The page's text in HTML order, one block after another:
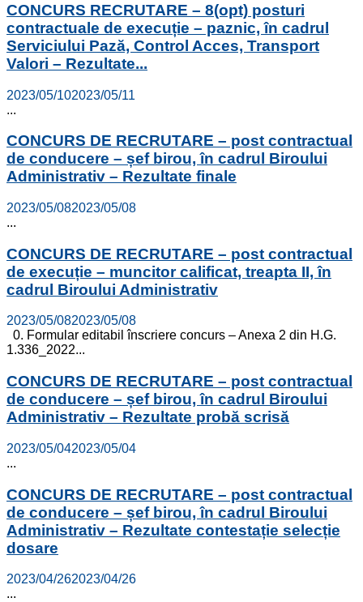
CONCURS RECRUTARE – 8(opt) posturi
contractuale de execuție – paznic, în cadrul
Serviciului Pază, Control Acces, Transport
Valori – Rezultate...
2023/05/102023/05/11
...
CONCURS DE RECRUTARE – post contractual
de conducere – șef birou, în cadrul Biroului
Administrativ – Rezultate finale
2023/05/082023/05/08
...
CONCURS DE RECRUTARE – post contractual
de execuție – muncitor calificat, treapta II, în
cadrul Biroului Administrativ
2023/05/082023/05/08
0. Formular editabil înscriere concurs – Anexa 2 din H.G.
1.336_2022...
CONCURS DE RECRUTARE – post contractual
de conducere – șef birou, în cadrul Biroului
Administrativ – Rezultate probă scrisă
2023/05/042023/05/04
...
CONCURS DE RECRUTARE – post contractual
de conducere – șef birou, în cadrul Biroului
Administrativ – Rezultate contestație selecție
dosare
2023/04/262023/04/26
...